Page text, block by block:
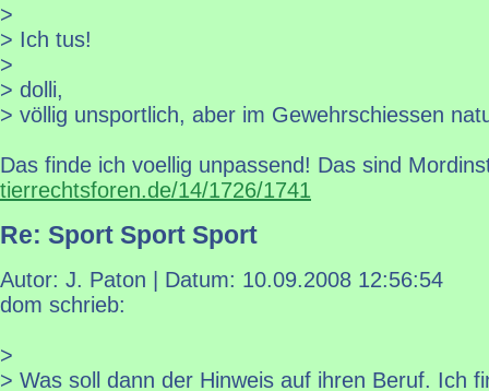
>
> Ich tus!
>
> dolli,
> völlig unsportlich, aber im Gewehrschiessen
Das finde ich voellig unpassend! Das sind
tierrechtsforen.de/14/1726/1741
Re: Sport Sport Sport
Autor: J. Paton | Datum: 10.09.2008 12:56:54
dom schrieb:
>
> Was soll dann der Hinweis auf ihren Beruf. Ich